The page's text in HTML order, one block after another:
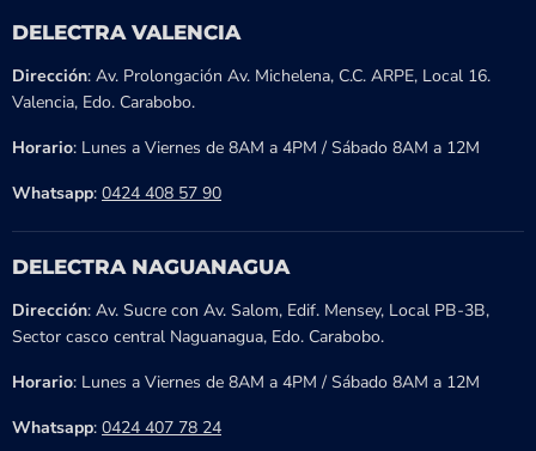
DELECTRA VALENCIA
Dirección: Av. Prolongación Av. Michelena, C.C. ARPE, Local 16.
Valencia, Edo. Carabobo.
Horario: Lunes a Viernes de 8AM a 4PM / Sábado 8AM a 12M
Whatsapp: 0424 408 57 90
DELECTRA NAGUANAGUA
Dirección: Av. Sucre con Av. Salom, Edif. Mensey, Local PB-3B,
Sector casco central Naguanagua, Edo. Carabobo.
Horario: Lunes a Viernes de 8AM a 4PM / Sábado 8AM a 12M
Whatsapp: 0424 407 78 24